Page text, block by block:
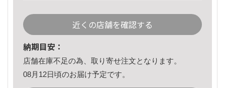
近くの店舗を確認する
納期目安：
店舗在庫不足の為、取り寄せ注文となります。
08月12日頃のお届け予定です。